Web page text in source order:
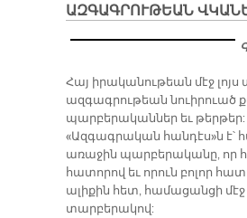
ԱԶԳԱԳՐՈՒԹԵԱՆ
​Հայ իրականութեան մէջ լոյս
ազգագրութեան նուիրուած
պարբերականներ եւ
«Ազգագրական հանդէս»ն է՝
առաջին պարբերականը, որ
հատորով եւ որուն բոլոր
ալիքին հետ, համացանցի մէջ
տարբերակով: